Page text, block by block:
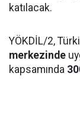
katılacak.
YÖKDİL/2,
merkezinde
kapsamında